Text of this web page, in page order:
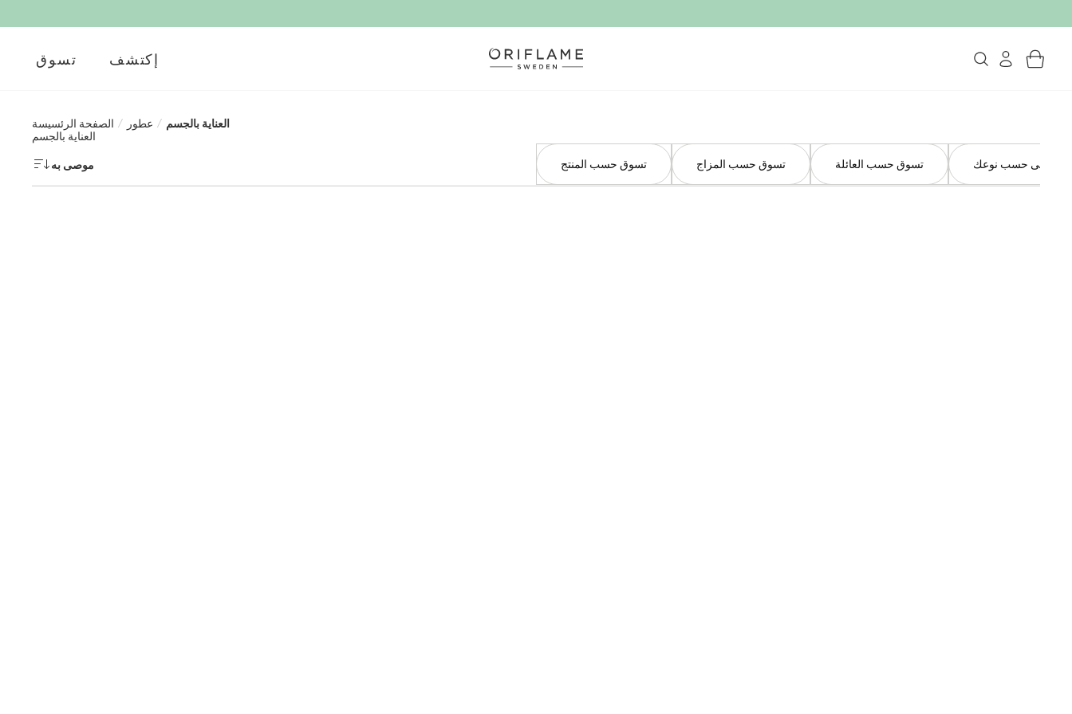
تسوق إكتشف
الصفحة الرئسيسة / عطور / العناية بالجسم
العناية بالجسم
موصى به
تسوق حسب المنتج تسوق حسب المزاج تسوق حسب العائلة على حسب نوعك